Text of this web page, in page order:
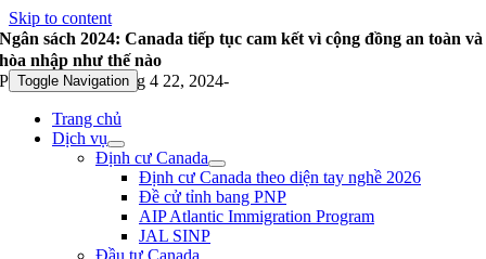
Skip to content
Toggle Navigation
Trang chủ
Dịch vụ
Định cư Canada
Định cư Canada theo diện tay nghề 2026
Đề cử tỉnh bang PNP
AIP Atlantic Immigration Program
JAL SINP
Đầu tư Canada
Ngân sách 2024: Canada tiếp tục cam kết vì cộng đồng an toàn và
hòa nhập như thế nào
Published On: Tháng 4 22, 2024-